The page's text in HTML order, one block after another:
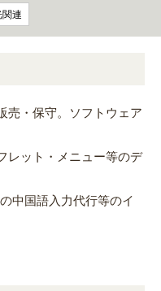
連
売・保守。ソフトウェア
レット・メニュー等のデ
中国語入力代行等のイ